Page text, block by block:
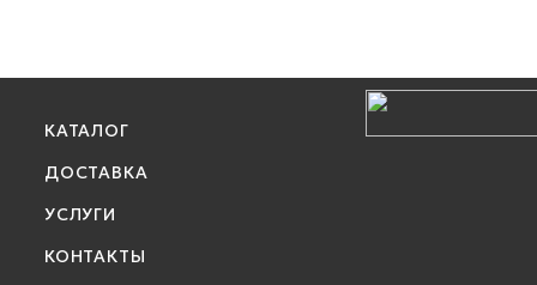
КАТАЛОГ
ДОСТАВКА
УСЛУГИ
КОНТАКТЫ